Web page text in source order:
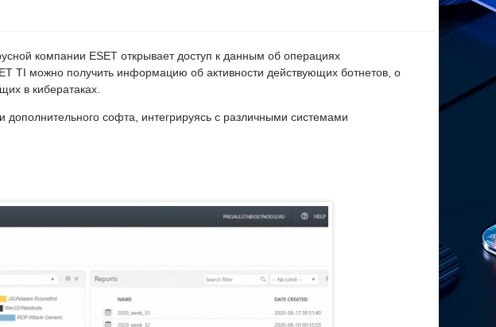
компании ESET открывает доступ к данным об операциях
TI можно получить информацию об активности действующих ботнетов, о
в кибератаках.
дополнительного софта, интегрируясь с различными системами
проникнуть или проникнувших в конкретную организацию.